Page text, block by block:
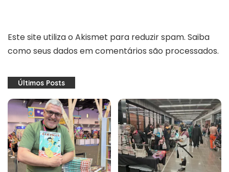
Este site utiliza o Akismet para reduzir spam. Saiba
como seus dados em comentários são processados.
Últimos Posts